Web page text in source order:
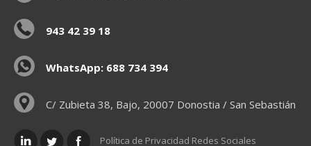
943 42 39 18
WhatsApp: 688 734 394
C/ Zubieta 38, Bajo, 20007 Donostia / San Sebastián
Política de Privacidad Redes Sociales